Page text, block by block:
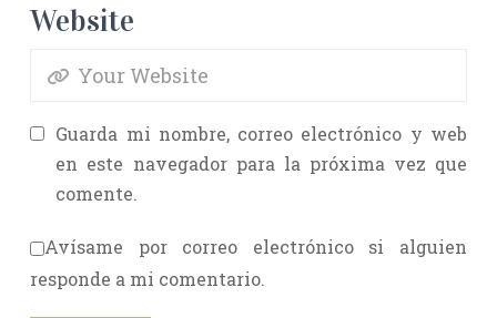
Website
Guarda mi nombre, correo electrónico y web
en este navegador para la próxima vez que
comente.
Avísame por correo electrónico si alguien
responde a mi comentario.